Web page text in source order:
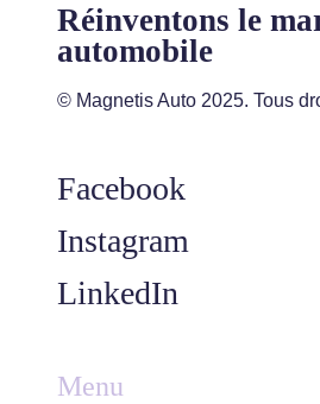
Réinventons le
automobile
© Magnetis Auto 2025. Tous
Facebook
Instagram
LinkedIn
Menu